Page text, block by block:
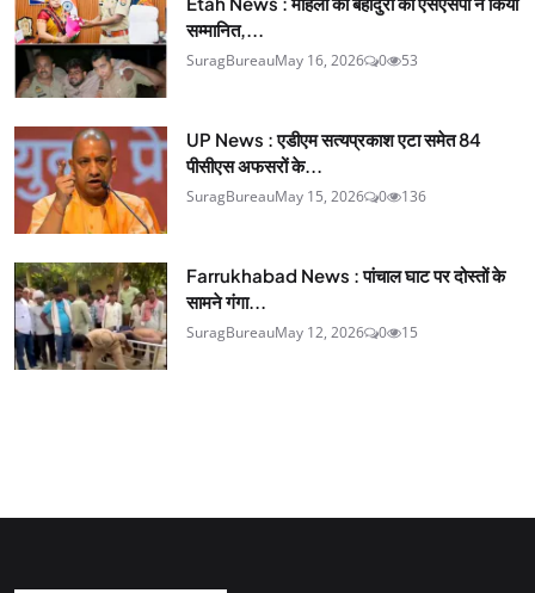
सम्मानित,...
SuragBureauMay 16, 2026 0 53
UP News : एडीएम सत्यप्रकाश एटा समेत 84
पीसीएस अफसरों के...
SuragBureauMay 15, 2026 0 136
Farrukhabad News : पांचाल घाट पर दोस्तों के
सामने गंगा...
SuragBureauMay 12, 2026 0 15